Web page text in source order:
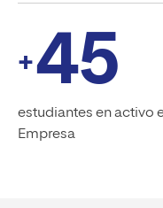
+45
estudiantes en activo
Empresa